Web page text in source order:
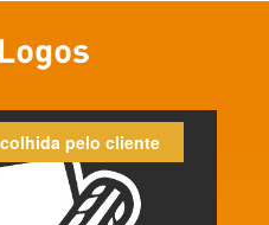
pelo cliente